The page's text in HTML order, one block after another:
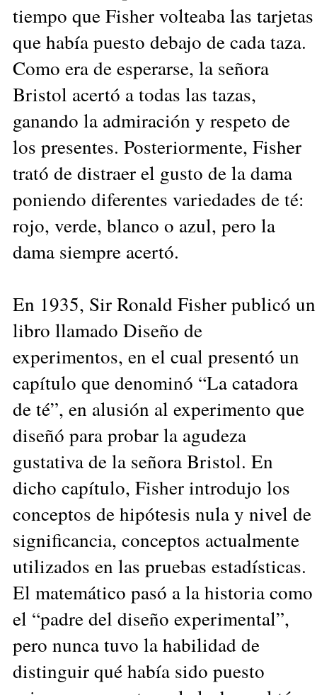
tiempo que Fisher volteaba las tarjetas
que había puesto debajo de cada taza.
Como era de esperarse, la señora
Bristol acertó a todas las tazas,
ganando la admiración y respeto de
los presentes. Posteriormente, Fisher
trató de distraer el gusto de la dama
poniendo diferentes variedades de té:
rojo, verde, blanco o azul, pero la
dama siempre acertó.
En 1935, Sir Ronald Fisher publicó un
libro llamado Diseño de
experimentos, en el cual presentó un
capítulo que denominó “La catadora
de té”, en alusión al experimento que
diseñó para probar la agudeza
gustativa de la señora Bristol. En
dicho capítulo, Fisher introdujo los
conceptos de hipótesis nula y nivel de
significancia, conceptos actualmente
utilizados en las pruebas estadísticas.
El matemático pasó a la historia como
el “padre del diseño experimental”,
pero nunca tuvo la habilidad de
distinguir qué había sido puesto